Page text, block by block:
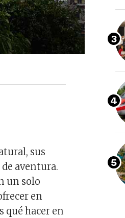
sus
aventura.
un solo
en
qué hacer en